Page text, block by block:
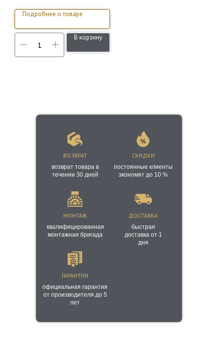
Подробнее о товаре
В корзину
ВОЗВРАТ СКИДКИ
ГАРАНТИЯ
ДОСТАВКА
МОНТАЖ
возврат товара в
течении 30 дней
постоянные клиенты
экономят до 10 %
официальная гарантия
от производителя до 5
лет
быстрая
доставка от 1
дня
квалифицированная
монтажная бригада